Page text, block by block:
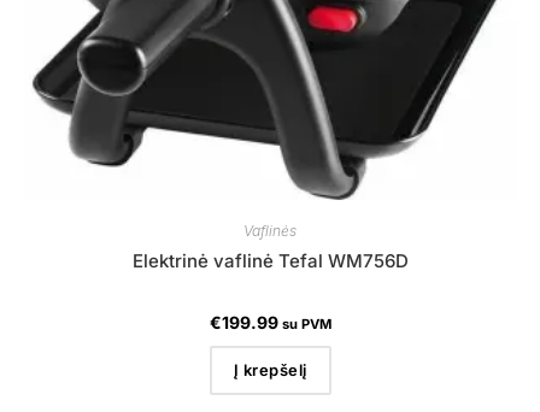
Vaflinės
Elektrinė vaflinė Tefal WM756D
€199.99 su PVM
Į krepšelį